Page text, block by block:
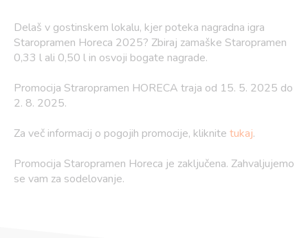
Delaš v gostinskem lokalu, kjer poteka nagradna igra
Staropramen Horeca 2025? Zbiraj zamaške Staropramen
0,33 l ali 0,50 l in osvoji bogate nagrade.
Promocija Straropramen HORECA traja od 15. 5. 2025 do
2. 8. 2025.
Za več informacij o pogojih promocije, kliknite tukaj.
Promocija Staropramen Horeca je zaključena. Zahvaljujemo
se vam za sodelovanje.